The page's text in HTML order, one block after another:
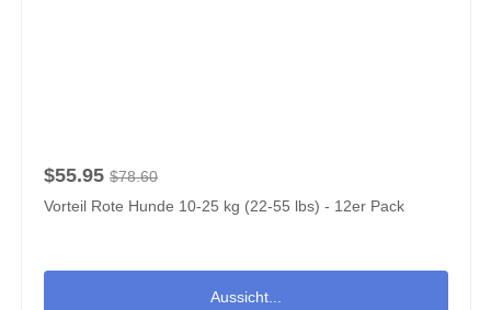
$55.95 $78.60
Vorteil Rote Hunde 10-25 kg (22-55 lbs) - 12er Pack
Aussicht...